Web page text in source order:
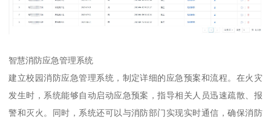
智慧消防应急管理系统
建立校园消防应急管理系统，制定详细的应急预案和流程。在火灾
发生时，系统能够自动启动应急预案，指导相关人员迅速疏散、报
警和灭火。同时，系统还可以与消防部门实现实时通信，确保消防